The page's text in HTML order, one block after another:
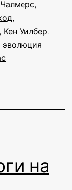
,
,
, Кен Уилбер,
эволюция
на